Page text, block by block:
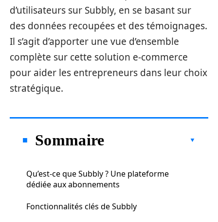
d’utilisateurs sur Subbly, en se basant sur
des données recoupées et des témoignages.
Il s’agit d’apporter une vue d’ensemble
complète sur cette solution e-commerce
pour aider les entrepreneurs dans leur choix
stratégique.
Sommaire
Qu’est-ce que Subbly ? Une plateforme
dédiée aux abonnements
Fonctionnalités clés de Subbly